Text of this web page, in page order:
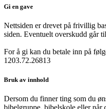
Gi en gave
Nettsiden er drevet på frivillig
siden. Eventuelt overskudd går
For å gi kan du betale inn på
1203.72.26813
Bruk av innhold
Dersom du finner ting som du
bibelgruppe, bibelskole eller